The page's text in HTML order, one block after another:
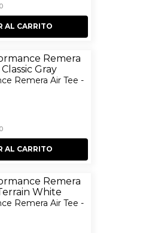
AL CARRITO
Remera Air Tee -
AL CARRITO
Remera Air Tee -